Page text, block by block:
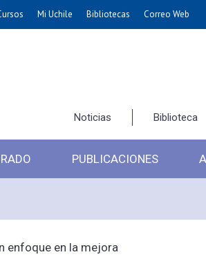
Mi Uchile Bibliotecas Correo Web
Noticias Biblioteca
PUBLICACIONES
enfoque en la mejora